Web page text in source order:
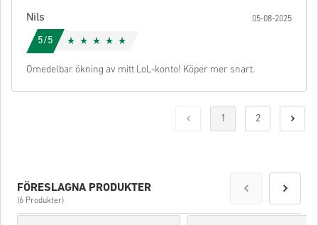
Nils 05-08-2025
5/5
Omedelbar ökning av mitt LoL-konto! Köper mer snart.
1 2
FÖRESLAGNA PRODUKTER
(6 Produkter)